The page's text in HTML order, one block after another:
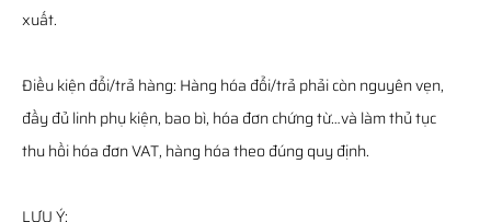
xuất.
Điều kiện đổi/trả hàng: Hàng hóa đổi/trả phải còn nguyên vẹn,
đầy đủ linh phụ kiện, bao bì, hóa đơn chứng từ…và làm thủ tục
thu hồi hóa đơn VAT, hàng hóa theo đúng quy định.
LƯU Ý: